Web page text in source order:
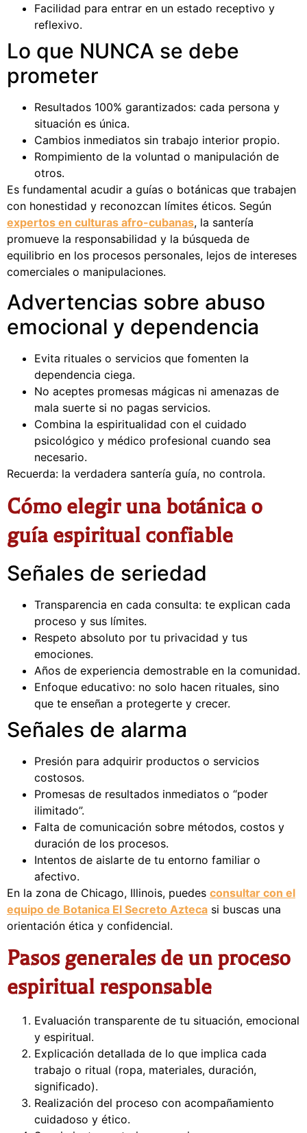
Facilidad para entrar en un estado receptivo y
reflexivo.
Lo que NUNCA se debe
prometer
Resultados 100% garantizados: cada persona y
situación es única.
Cambios inmediatos sin trabajo interior propio.
Rompimiento de la voluntad o manipulación de
otros.
Es fundamental acudir a guías o botánicas que trabajen
con honestidad y reconozcan límites éticos. Según
expertos en culturas afro-cubanas, la santería
promueve la responsabilidad y la búsqueda de
equilibrio en los procesos personales, lejos de intereses
comerciales o manipulaciones.
Advertencias sobre abuso
emocional y dependencia
Evita rituales o servicios que fomenten la
dependencia ciega.
No aceptes promesas mágicas ni amenazas de
mala suerte si no pagas servicios.
Combina la espiritualidad con el cuidado
psicológico y médico profesional cuando sea
necesario.
Recuerda: la verdadera santería guía, no controla.
Cómo elegir una botánica o
guía espiritual confiable
Señales de seriedad
Transparencia en cada consulta: te explican cada
proceso y sus límites.
Respeto absoluto por tu privacidad y tus
emociones.
Años de experiencia demostrable en la comunidad.
Enfoque educativo: no solo hacen rituales, sino
que te enseñan a protegerte y crecer.
Señales de alarma
Presión para adquirir productos o servicios
costosos.
Promesas de resultados inmediatos o “poder
ilimitado”.
Falta de comunicación sobre métodos, costos y
duración de los procesos.
Intentos de aislarte de tu entorno familiar o
afectivo.
En la zona de Chicago, Illinois, puedes consultar con el
equipo de Botanica El Secreto Azteca si buscas una
orientación ética y confidencial.
Pasos generales de un proceso
espiritual responsable
Evaluación transparente de tu situación, emocional
y espiritual.
Explicación detallada de lo que implica cada
trabajo o ritual (ropa, materiales, duración,
significado).
Realización del proceso con acompañamiento
cuidadoso y ético.